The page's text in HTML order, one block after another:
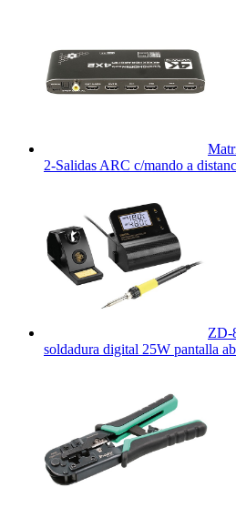
2-Salidas ARC c/mando a
ZD-
soldadura digital 25W pantalla